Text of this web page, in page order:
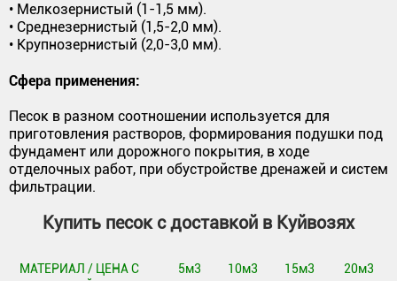
• Мелкозернистый (1-1,5 мм).
• Среднезернистый (1,5-2,0 мм).
• Крупнозернистый (2,0-3,0 мм).
Сфера применения:
Песок в разном соотношении используется для
приготовления растворов, формирования подушки под
фундамент или дорожного покрытия, в ходе
отделочных работ, при обустройстве дренажей и систем
фильтрации.
Купить песок с доставкой в Куйвозях
МАТЕРИАЛ / ЦЕНА С
5м3 10м3 15м3 20м3